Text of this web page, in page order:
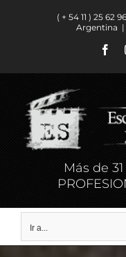
( + 54 11 ) ​25 62
Argentina |
Más de
Ir a...